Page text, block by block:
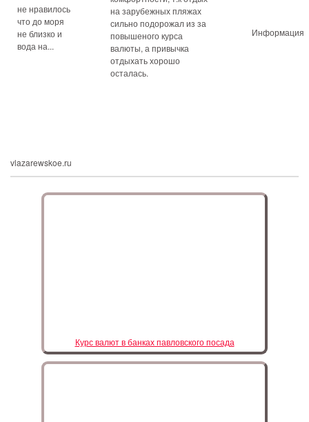
не нравилось
что до моря
не близко и
вода на...
на зарубежных пляжах
сильно подорожал из за
повышеного курса
валюты, а привычка
отдыхать хорошо
осталась.
Информация
vlazarewskoe.ru
Курс валют в банках павловского посада